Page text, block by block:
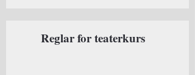
Reglar for teaterkurs